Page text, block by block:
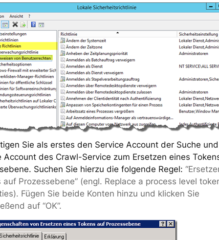
Sie als erstes den Service Account der Suche
Account des Crawl-Service zum Ersetzen eines
Suchen Sie hierzu die folgende Regel:
auf Prozessebene” (engl. Replace a process level
Fügen Sie beide Konten hinzu und klicken Sie
auf “OK”.